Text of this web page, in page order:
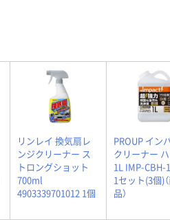
リンレイ 換気扇レ
ンジクリーナー ス
トロングショット
700ml
4903339701012 1個
PROUP イン
クリーナー
1L IMP-CBH-
1セット(3個)
品）